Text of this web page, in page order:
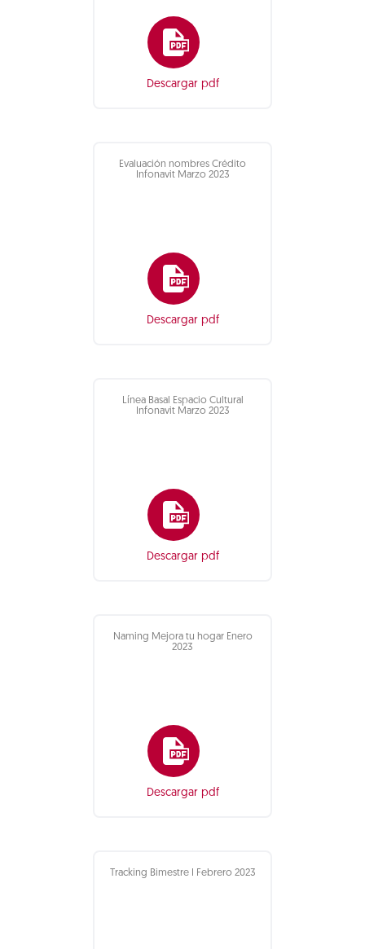
Descargar pdf
Evaluación nombres Crédito
Infonavit Marzo 2023
Descargar pdf
Línea Basal Espacio Cultural
Infonavit Marzo 2023
Descargar pdf
Naming Mejora tu hogar Enero
2023
Descargar pdf
Tracking Bimestre I Febrero 2023